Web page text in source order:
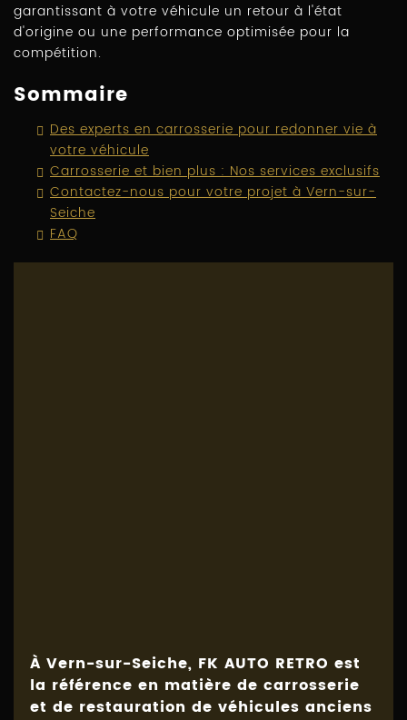
garantissant à votre véhicule un retour à l'état
d'origine ou une performance optimisée pour la
compétition.
Sommaire
Des experts en carrosserie pour redonner vie à
votre véhicule
Carrosserie et bien plus : Nos services exclusifs
Contactez-nous pour votre projet à Vern-sur-
Seiche
FAQ
À Vern-sur-Seiche, FK AUTO RETRO est
la référence en matière de carrosserie
et de restauration de véhicules anciens